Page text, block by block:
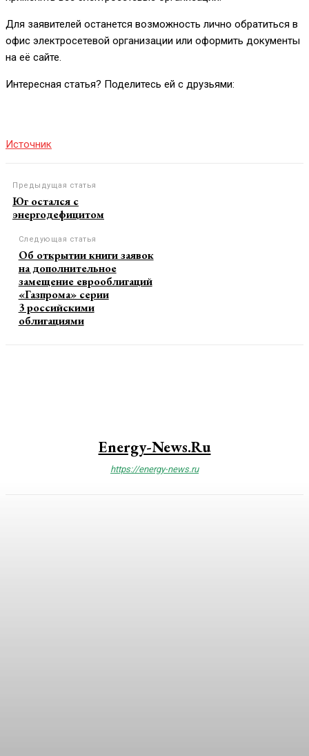
Для заявителей останется возможность лично обратиться в
офис электросетевой организации или оформить документы
на её сайте.
Интересная статья? Поделитесь ей с друзьями:
Источник
Предыдущая статья
Юг остался с
энергодефицитом
Следующая статья
Об открытии книги заявок
на дополнительное
замещение еврооблигаций
«Газпрома» серии
3 российскими
облигациями
Energy-News.ru
https://energy-news.ru